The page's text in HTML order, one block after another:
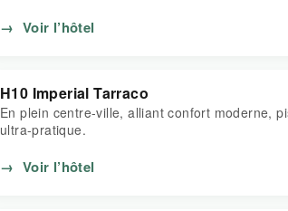
→ Voir l’hôtel
H10 Imperial Tarraco
En plein centre-ville, alliant confort moderne,
ultra-pratique.
→ Voir l’hôtel